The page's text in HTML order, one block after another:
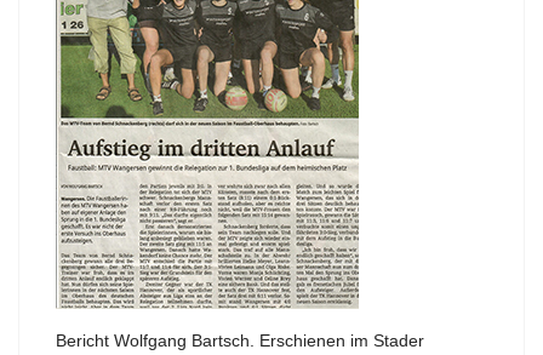
Bericht Wolfgang Bartsch. Erschienen im Stader